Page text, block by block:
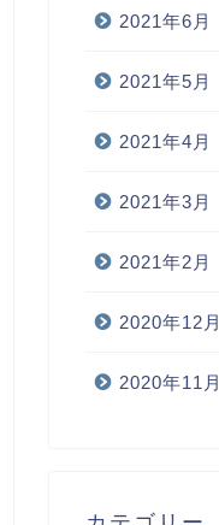
2021年6月
2021年5月
2021年4月
2021年3月
2021年2月
2020年12月
2020年11月